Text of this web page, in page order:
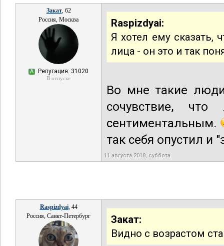
Закат, 62
Россия, Москва
А Репутация: 31020
В отпуске
Raspizdyai:
Я хотел ему сказать,
лица - он это и так
Во мне такие
сочувствие,
сентиментальным.
так себя опустил и
11 августа 2018, суббота
Raspizdyai, 44
Россия, Санкт-Петербург
Закат:
Видно с возрастом